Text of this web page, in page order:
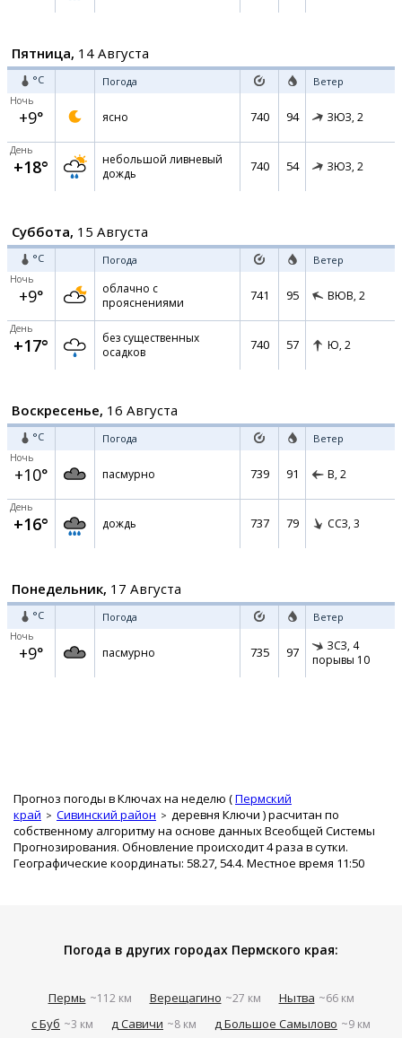
Пятница, 14 Августа
°C Погода Ветер
Ночь
+9° ясно 740 94 ЗЮЗ, 2
День
+18°
небольшой ливневый
дождь
740 54 ЗЮЗ, 2
Суббота, 15 Августа
°C Погода Ветер
Ночь
+9°
облачно с
прояснениями
741 95 ВЮВ, 2
День
+17°
без существенных
осадков
740 57 Ю, 2
Воскресенье, 16 Августа
°C Погода Ветер
Ночь
+10° пасмурно 739 91 В, 2
День
+16° дождь 737 79 ССЗ, 3
Понедельник, 17 Августа
°C Погода Ветер
Ночь
+9° пасмурно 735 97 ЗСЗ, 4
порывы 10
Прогноз погоды в Ключах на неделю (Пермский
край
Сивинский район деревня Ключи ) расчитан по
собственному алгоритму на основе данных Всеобщей Системы
Прогнозирования. Обновление происходит 4 раза в сутки.
Географические координаты: 58.27, 54.4. Местное время 11:50
Погода в других городах Пермского края:
Пермь ~112 км Верещагино ~27 км Нытва ~66 км
с Буб ~3 км д Савичи ~8 км д Большое Самылово ~9 км